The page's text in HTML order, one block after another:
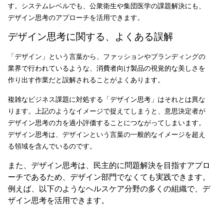
す。システムレベルでも、公衆衛生や集団医学の課題解決にも、
デザイン思考のアプローチを活用できます。
デザイン思考に関する、よくある誤解
「デザイン」という言葉から、ファッションやブランディングの
業界で行われているような、消費者向け製品の視覚的な美しさを
作り出す作業だと誤解されることがよくあります。
複雑なビジネス課題に対処する「デザイン思考」はそれとは異な
ります。上記のようなイメージで捉えてしまうと、意思決定者が
デザイン思考の力を過小評価することにつながってしまいます。
デザイン思考は、デザインという言葉の一般的なイメージを超え
る領域を含んでいるのです。
また、デザイン思考は、民主的に問題解決を目指すアプロ
ーチであるため、デザイン部門でなくても実践できます。
例えば、以下のようなヘルスケア分野の多くの組織で、デ
ザイン思考を活用できます。